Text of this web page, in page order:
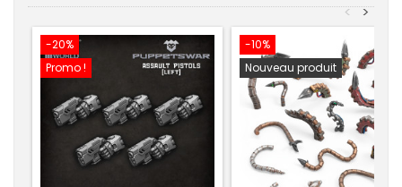
>
<
-20%
Promo !
-10%
Nouveau produit